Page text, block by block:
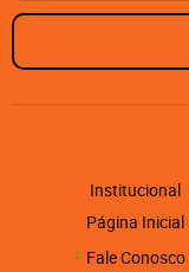
Institucional
Página Inicial
Fale Conosco